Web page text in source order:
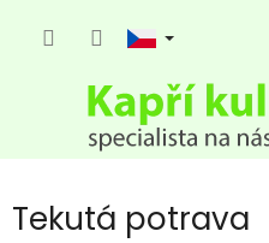
Tekutá potrava